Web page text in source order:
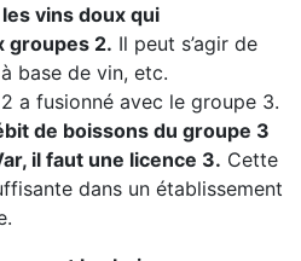
vins doux qui
groupes 2. Il peut s’agir de
base de vin, etc.
a fusionné avec le groupe 3.
de boissons du groupe 3
il faut une licence 3. Cette
dans un établissement